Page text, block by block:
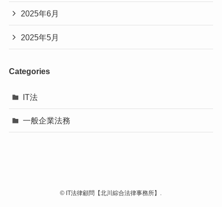
2025年6月
2025年5月
Categories
IT法
一般企業法務
© IT法律顧問【北川綜合法律事務所】.